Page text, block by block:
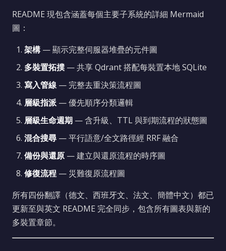
README 現包含涵蓋每個主要子系統的詳細 Mermaid
圖：
架構 — 顯示完整伺服器堆疊的元件圖
多裝置拓撲 — 共享 Qdrant 搭配每裝置本地 SQLite
寫入管線 — 完整去重決策流程圖
層級指派 — 優先順序分類邏輯
層級生命週期 — 含升級、TTL 與到期流程的狀態圖
混合搜尋 — 平行語意/全文路徑經 RRF 融合
備份與還原 — 建立與還原流程的時序圖
修復流程 — 災難復原流程圖
所有四份翻譯（德文、西班牙文、法文、簡體中文）都已
更新至與英文 README 完全同步，包含所有圖表與新的
多裝置章節。